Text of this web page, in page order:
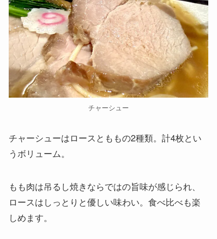
チャーシュー
チャーシューはロースとももの2種類。計4枚とい
うボリューム。
もも肉は吊るし焼きならではの旨味が感じられ、
ロースはしっとりと優しい味わい。食べ比べも楽
しめます。